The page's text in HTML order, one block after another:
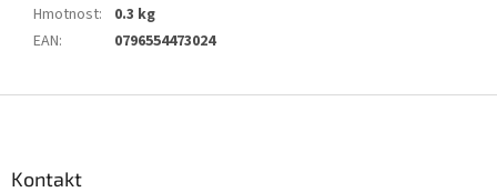
Hmotnost:
0.3 kg
EAN: 0796554473024
Kontakt